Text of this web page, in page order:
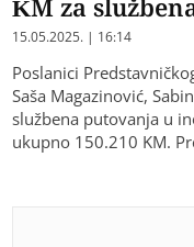
15.05.2025. | 16:14
Poslanici
Saša Magazinović,
službena putovanja u
ukupno 150.210 KM.